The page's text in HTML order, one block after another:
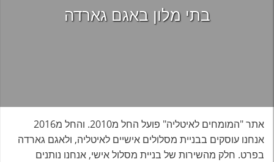
בתי מלון באגם גארדה
אתר "המומחים לאיטליה" פועל החל מ2010. והחל מ2016
אנחנו עוסקים בבניית מסלולים אישיים לאיטליה, ולאגם גארדה
בפרט. חלק מהשירות של בניית מסלול אישי, אנחנו נותנים